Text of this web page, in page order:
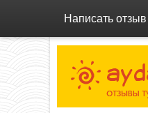
Написать отзыв